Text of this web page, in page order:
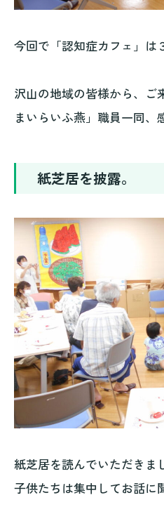
今回で「認知症カフェ」は
沢山の地域の皆様から、ご
まいらいふ燕」職員一同、
紙芝居を披露。
紙芝居を読んでいただきま
子供たちは集中してお話に